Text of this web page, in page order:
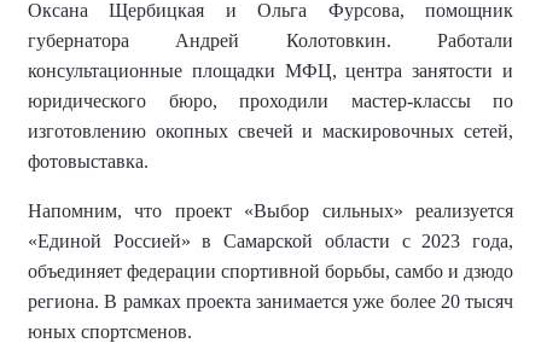
Оксана Щербицкая и Ольга Фурсова, помощник
губернатора Андрей Колотовкин. Работали
консультационные площадки МФЦ, центра занятости и
юридического бюро, проходили мастер-классы по
изготовлению окопных свечей и маскировочных сетей,
фотовыставка.
Напомним, что проект «Выбор сильных» реализуется
«Единой Россией» в Самарской области с 2023 года,
объединяет федерации спортивной борьбы, самбо и дзюдо
региона. В рамках проекта занимается уже более 20 тысяч
юных спортсменов.